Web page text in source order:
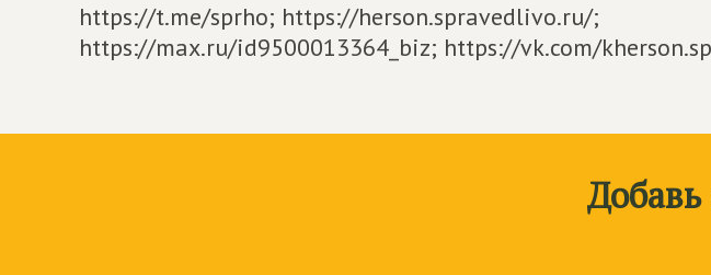
https://t.me/sprho; https://herson.spravedlivo.ru/;
https://max.ru/id9500013364_biz; https://vk.com/
Добавь